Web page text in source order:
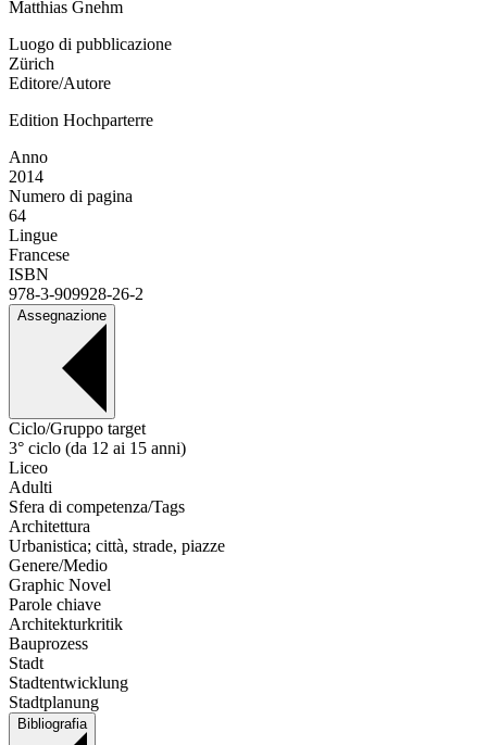
Matthias Gnehm
Luogo di pubblicazione
Zürich
Editore/Autore
Edition Hochparterre
Anno
2014
Numero di pagina
64
Lingue
Francese
ISBN
978-3-909928-26-2
Assegnazione
Ciclo/Gruppo target
3° ciclo (da 12 ai 15 anni)
Liceo
Adulti
Sfera di competenza/Tags
Architettura
Urbanistica; città, strade, piazze
Genere/Medio
Graphic Novel
Parole chiave
Architekturkritik
Bauprozess
Stadt
Stadtentwicklung
Stadtplanung
Bibliografia